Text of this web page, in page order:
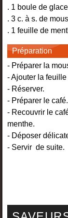
. 1 boule de
. 3 c. à s. de
. 1 feuille de
Préparation
- Préparer la
- Ajouter la
- Réserver.
- Préparer le café.
- Recouvrir le
menthe.
- Déposer
- Servir de suite.